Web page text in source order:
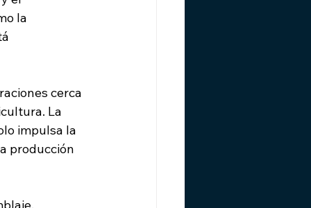
la
cerca
La
impulsa la
producción